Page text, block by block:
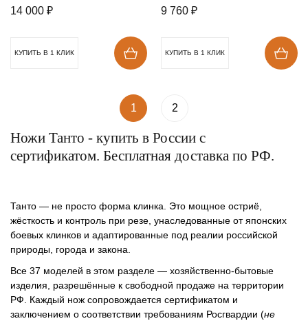
14 000 ₽
КУПИТЬ В 1 КЛИК
9 760 ₽
КУПИТЬ В 1 КЛИК
1 2
Ножи Танто - купить в России с
сертификатом. Бесплатная доставка по РФ.
Танто — не просто форма клинка. Это мощное остриё,
жёсткость и контроль при резе, унаследованные от японских
боевых клинков и адаптированные под реалии российской
природы, города и закона.
Все 37 моделей в этом разделе — хозяйственно-бытовые
изделия, разрешённые к свободной продаже на территории
РФ. Каждый нож сопровождается сертификатом и
заключением о соответствии требованиям Росгвардии (не